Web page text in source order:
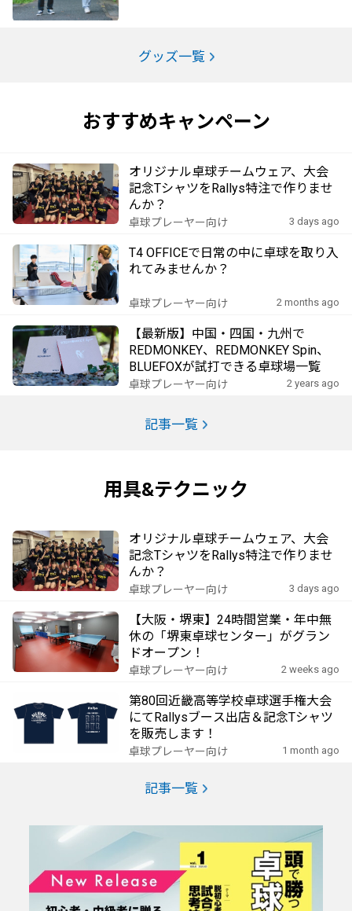
グッズ一覧
おすすめキャンペーン
オリジナル卓球チームウェア、大会
記念TシャツをRallys特注で作りませ
んか？
卓球プレーヤー向け 3 days ago
T4 OFFICEで日常の中に卓球を取り入
れてみませんか？
卓球プレーヤー向け 2 months ago
【最新版】中国・四国・九州で
REDMONKEY、REDMONKEY Spin、
BLUEFOXが試打できる卓球場一覧
卓球プレーヤー向け 2 years ago
記事一覧
用具&テクニック
オリジナル卓球チームウェア、大会
記念TシャツをRallys特注で作りませ
んか？
卓球プレーヤー向け 3 days ago
【大阪・堺東】24時間営業・年中無
休の「堺東卓球センター」がグラン
ドオープン！
卓球プレーヤー向け 2 weeks ago
第80回近畿高等学校卓球選手権大会
にてRallysブース出店＆記念Tシャツ
を販売します！
卓球プレーヤー向け 1 month ago
記事一覧